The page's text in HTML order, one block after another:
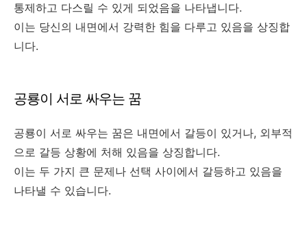
통제하고 다스릴 수 있게 되었음을 나타냅니다.
이는 당신의 내면에서 강력한 힘을 다루고 있음을 상징합
니다.
공룡이 서로 싸우는 꿈
공룡이 서로 싸우는 꿈은 내면에서 갈등이 있거나, 외부적
으로 갈등 상황에 처해 있음을 상징합니다.
이는 두 가지 큰 문제나 선택 사이에서 갈등하고 있음을
나타낼 수 있습니다.